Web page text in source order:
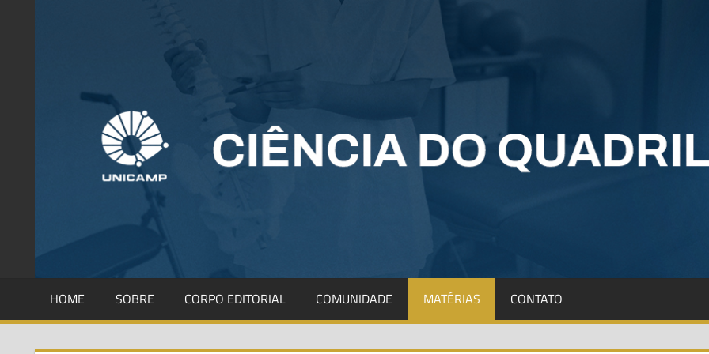
HOME SOBRE CORPO EDITORIAL COMUNIDADE MATÉRIAS CONTATO